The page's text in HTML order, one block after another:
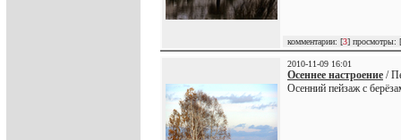
комментарии: [3] просмотры: [
2010-11-09 16:01
Осеннее настроение /
Осенний пейзаж с